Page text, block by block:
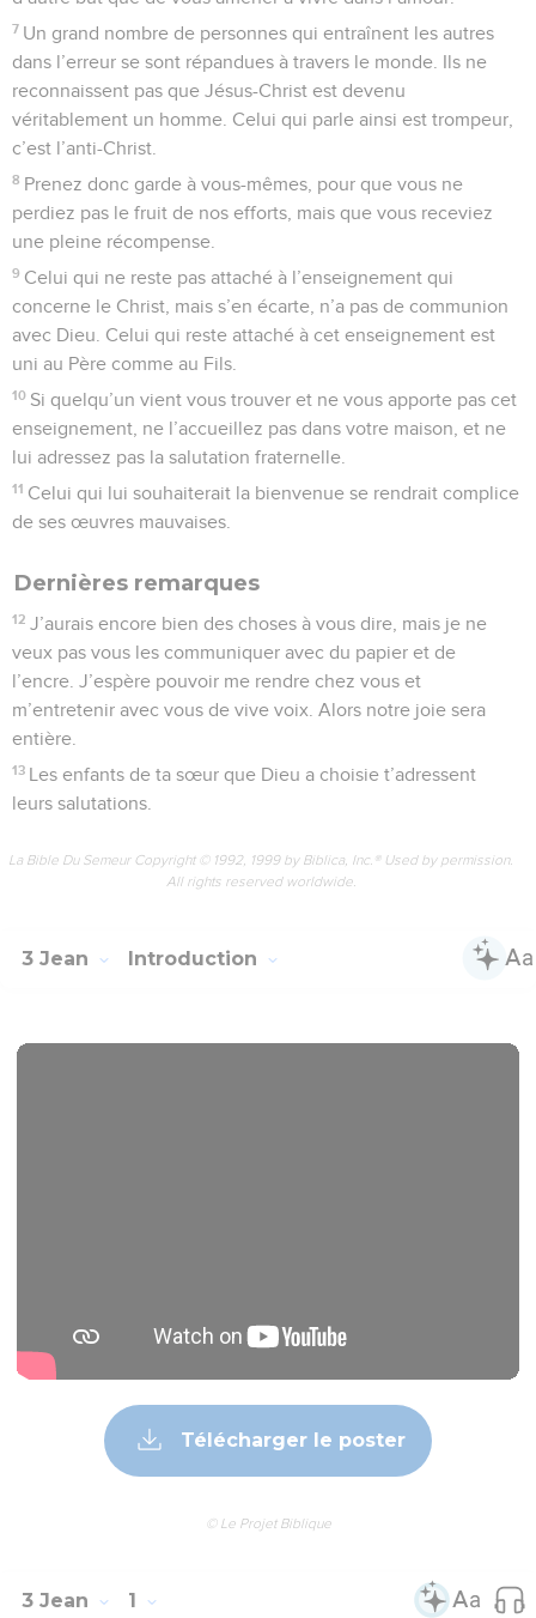
7 Un grand nombre de personnes qui entraînent les autres
dans l’erreur se sont répandues à travers le monde. Ils ne
reconnaissent pas que Jésus-Christ est devenu
véritablement un homme. Celui qui parle ainsi est trompeur,
c’est l’anti-Christ.
8 Prenez donc garde à vous-mêmes, pour que vous ne
perdiez pas le fruit de nos efforts, mais que vous receviez
une pleine récompense.
9 Celui qui ne reste pas attaché à l’enseignement qui
concerne le Christ, mais s’en écarte, n’a pas de communion
avec Dieu. Celui qui reste attaché à cet enseignement est
uni au Père comme au Fils.
10 Si quelqu’un vient vous trouver et ne vous apporte pas cet
enseignement, ne l’accueillez pas dans votre maison, et ne
lui adressez pas la salutation fraternelle.
11 Celui qui lui souhaiterait la bienvenue se rendrait complice
de ses œuvres mauvaises.
Dernières remarques
12 J’aurais encore bien des choses à vous dire, mais je ne
veux pas vous les communiquer avec du papier et de
l’encre. J’espère pouvoir me rendre chez vous et
m’entretenir avec vous de vive voix. Alors notre joie sera
entière.
13 Les enfants de ta sœur que Dieu a choisie t’adressent
leurs salutations.
La Bible Du Semeur Copyright © 1992, 1999 by Biblica, Inc.® Used by permission.
All rights reserved worldwide.
3 Jean Introduction
Télécharger le poster
© Le Projet Biblique
3 Jean 1